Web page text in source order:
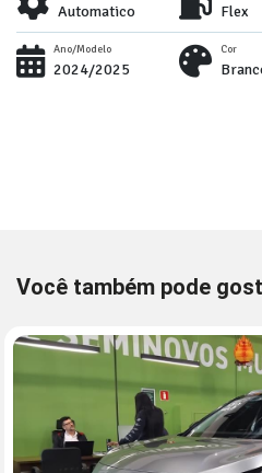
Automatico Flex
Ano/Modelo
2024/2025
Cor
Você também pode